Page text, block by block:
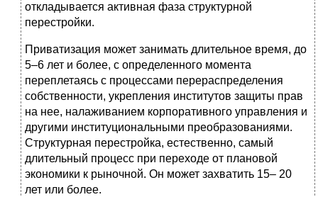
откладывается активная фаза структурной
перестройки.
Приватизация может занимать длительное время, до
5–6 лет и более, с определенного момента
переплетаясь с процессами перераспределения
собственности, укрепления институтов защиты прав
на нее, налаживанием корпоративного управления и
другими институциональными преобразованиями.
Структурная перестройка, естественно, самый
длительный процесс при переходе от плановой
экономики к рыночной. Он может захватить 15– 20
лет или более.